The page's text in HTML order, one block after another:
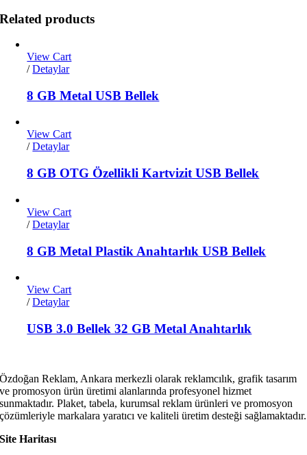
Related products
View Cart
/ Detaylar
8 GB Metal USB Bellek
View Cart
/ Detaylar
8 GB OTG Özellikli Kartvizit USB Bellek
View Cart
/ Detaylar
8 GB Metal Plastik Anahtarlık USB Bellek
View Cart
/ Detaylar
USB 3.0 Bellek 32 GB Metal Anahtarlık
Özdoğan Reklam, Ankara merkezli olarak reklamcılık, grafik tasarım
ve promosyon ürün üretimi alanlarında profesyonel hizmet
sunmaktadır. Plaket, tabela, kurumsal reklam ürünleri ve promosyon
çözümleriyle markalara yaratıcı ve kaliteli üretim desteği sağlamaktadır.
Site Haritası